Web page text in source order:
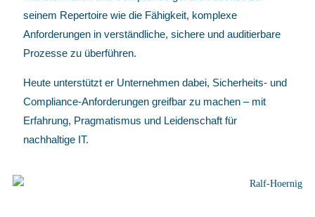
seinem Repertoire wie die Fähigkeit, komplexe
Anforderungen in verständliche, sichere und auditierbare
Prozesse zu überführen.
Heute unterstützt er Unternehmen dabei, Sicherheits- und
Compliance-Anforderungen greifbar zu machen – mit
Erfahrung, Pragmatismus und Leidenschaft für
nachhaltige IT.